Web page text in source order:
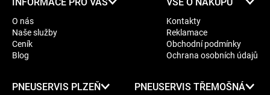
O nás
Naše služby
Ceník
Blog
Kontakty
Reklamace
Obchodní podmínky
Ochrana osobních údajů
PNEUSERVIS PLZEŇ PNEUSERVIS TŘEMOŠNÁ